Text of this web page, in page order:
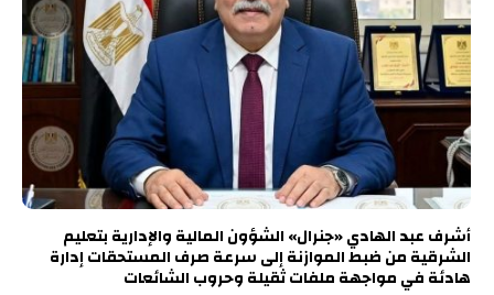
أشرف عبد الهادي «جنرال» الشؤون المالية والإدارية بتعليم
الشرقية من ضبط الموازنة إلى سرعة صرف المستحقات إدارة
هادئة في مواجهة ملفات ثقيلة وحروب الشائعات